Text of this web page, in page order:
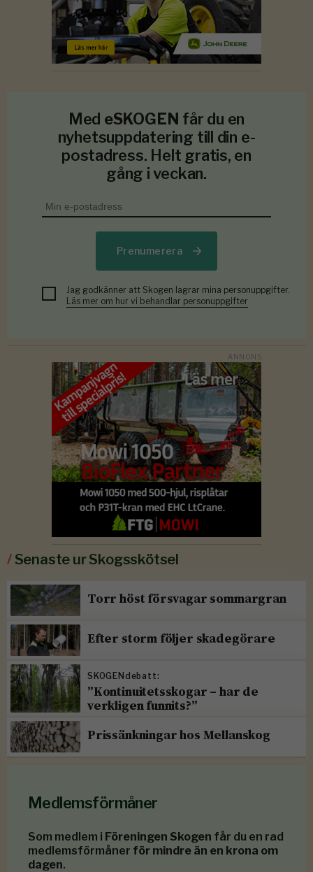
Med eSKOGEN får du en
nyhetsuppdatering till din e-
postadress. Helt gratis, en
gång i veckan.
Prenumerera
Jag godkänner att Skogen lagrar mina personuppgifter.
Läs mer om hur vi behandlar personuppgifter
/Senaste ur Skogsskötsel
Torr höst försvagar sommargran
Efter storm följer skadegörare
SKOGENdebatt:
”Kontinuitetsskogar – har de
verkligen funnits?”
Prissänkningar hos Mellanskog
Medlemsförmåner
Som medlem i Föreningen Skogen får du en rad
medlemsförmåner för mindre än en krona om
dagen.